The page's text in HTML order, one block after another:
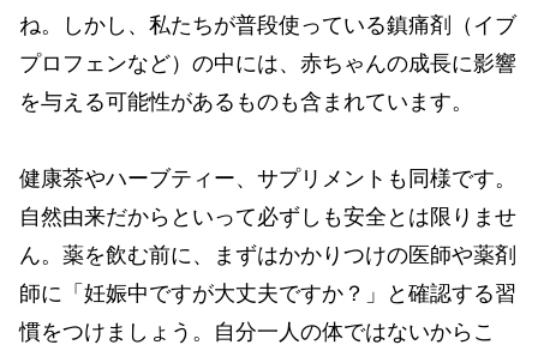
ね。しかし、私たちが普段使っている鎮痛剤（イブ
プロフェンなど）の中には、赤ちゃんの成長に影響
を与える可能性があるものも含まれています。
健康茶やハーブティー、サプリメントも同様です。
自然由来だからといって必ずしも安全とは限りませ
ん。薬を飲む前に、まずはかかりつけの医師や薬剤
師に「妊娠中ですが大丈夫ですか？」と確認する習
慣をつけましょう。自分一人の体ではないからこ